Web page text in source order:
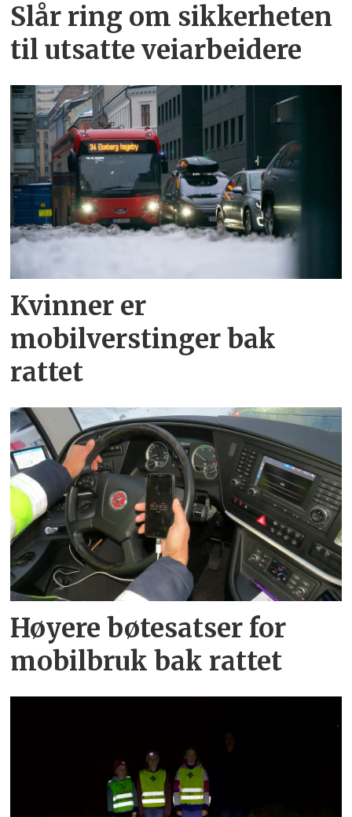
Slår ring om sikkerheten
til utsatte veiarbeidere
Kvinner er
mobilverstinger bak
rattet
Høyere bøtesatser for
mobilbruk bak rattet